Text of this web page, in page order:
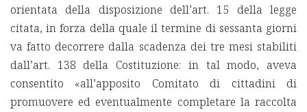
orientata della disposizione dell’art. 15 della legge
citata, in forza della quale il termine di sessanta giorni
va fatto decorrere dalla scadenza dei tre mesi stabiliti
dall’art. 138 della Costituzione: in tal modo, aveva
consentito «all’apposito Comitato di cittadini di
promuovere ed eventualmente completare la raccolta